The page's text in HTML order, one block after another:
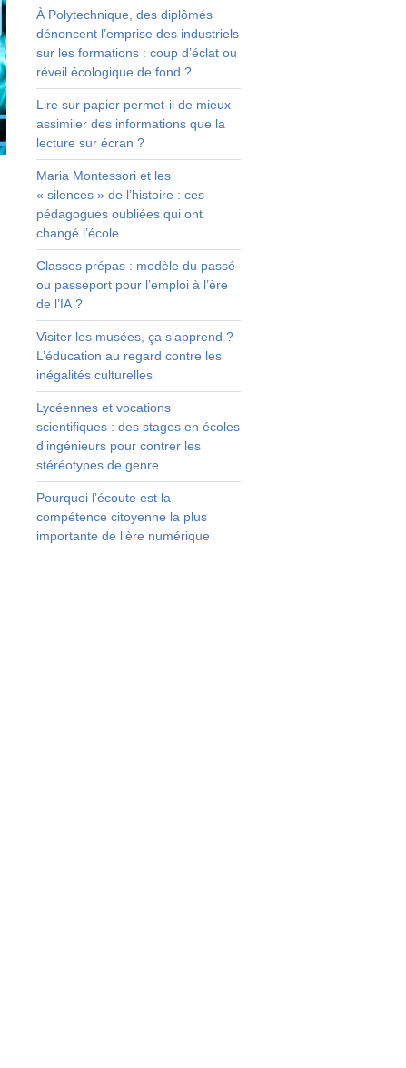
À Polytechnique, des diplômés
dénoncent l’emprise des industriels
sur les formations : coup d’éclat ou
réveil écologique de fond ?
Lire sur papier permet-il de mieux
assimiler des informations que la
lecture sur écran ?
Maria Montessori et les
« silences » de l’histoire : ces
pédagogues oubliées qui ont
changé l’école
Classes prépas : modèle du passé
ou passeport pour l’emploi à l’ère
de l’IA ?
Visiter les musées, ça s’apprend ?
L’éducation au regard contre les
inégalités culturelles
Lycéennes et vocations
scientifiques : des stages en écoles
d’ingénieurs pour contrer les
stéréotypes de genre
Pourquoi l’écoute est la
compétence citoyenne la plus
importante de l’ère numérique